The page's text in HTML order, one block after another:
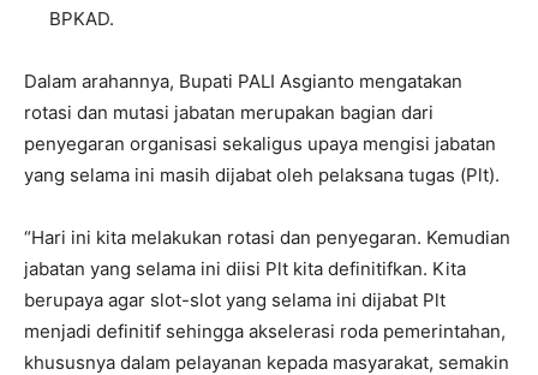
BPKAD.
Dalam arahannya, Bupati PALI Asgianto mengatakan
rotasi dan mutasi jabatan merupakan bagian dari
penyegaran organisasi sekaligus upaya mengisi jabatan
yang selama ini masih dijabat oleh pelaksana tugas (Plt).
“Hari ini kita melakukan rotasi dan penyegaran. Kemudian
jabatan yang selama ini diisi Plt kita definitifkan. Kita
berupaya agar slot-slot yang selama ini dijabat Plt
menjadi definitif sehingga akselerasi roda pemerintahan,
khususnya dalam pelayanan kepada masyarakat, semakin